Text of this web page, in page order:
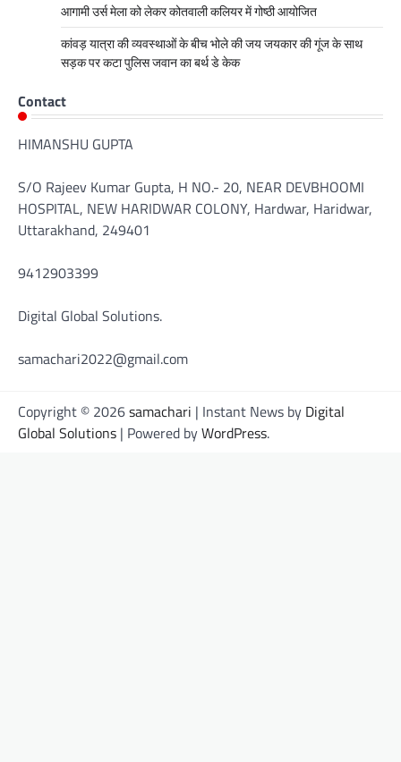
आगामी उर्स मेला को लेकर कोतवाली कलियर में गोष्ठी आयोजित
कांवड़ यात्रा की व्यवस्थाओं के बीच भोले की जय जयकार की गूंज के साथ
सड़क पर कटा पुलिस जवान का बर्थ डे केक
Contact
HIMANSHU GUPTA
S/O Rajeev Kumar Gupta, H NO.- 20, NEAR DEVBHOOMI
HOSPITAL, NEW HARIDWAR COLONY, Hardwar, Haridwar,
Uttarakhand, 249401
9412903399
Digital Global Solutions.
samachari2022@gmail.com
Copyright © 2026samachari | Instant News by Digital
Global Solutions | Powered byWordPress.